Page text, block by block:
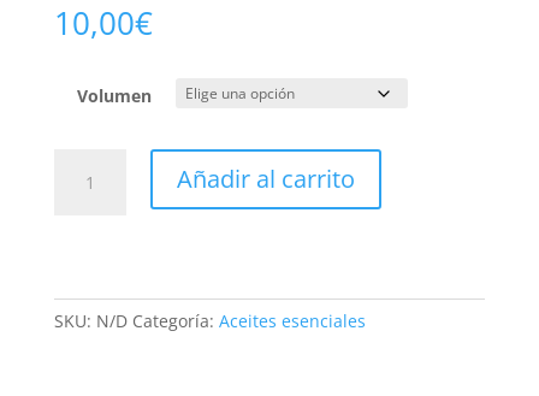
10,00€
Volumen
piperita
Añadir al carrito
SKU: N/D Categoría: Aceites esenciales